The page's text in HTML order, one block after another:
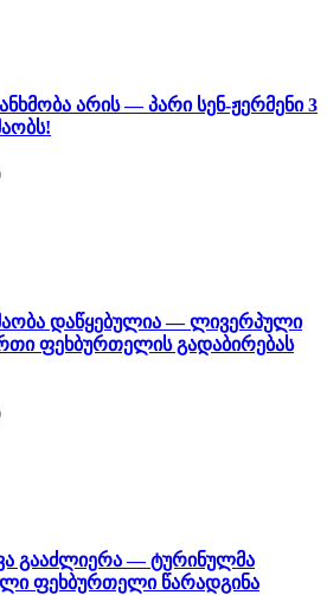
არის — პარი სენ-ჟერმენი 3
დაწყებულია — ლივერპული
ფეხბურთელის გადაბირებას
გააძლიერა — ტურინულმა
ფეხბურთელი წარადგინა